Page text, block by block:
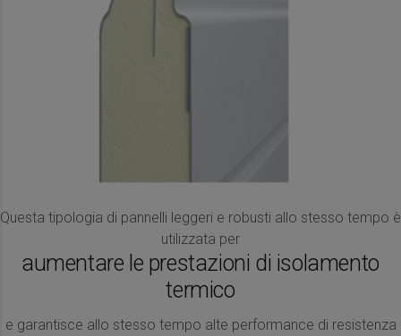
Questa tipologia di pannelli leggeri e robusti allo stesso tempo è
utilizzata per
aumentare le prestazioni di isolamento
termico
e garantisce allo stesso tempo alte performance di resistenza